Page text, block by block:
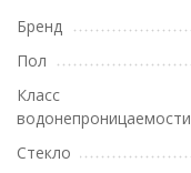
Бренд
Пол
Класс
водонепроницаемости
Стекло